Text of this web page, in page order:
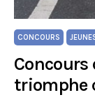
CONCOURS
Concours
triomphe